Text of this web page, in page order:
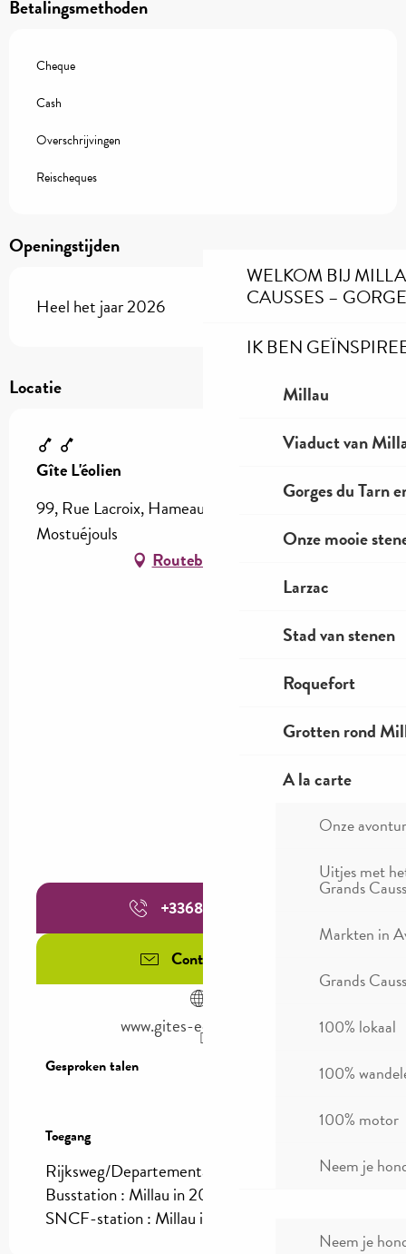
WELKOM BIJ
CAUSSES –
IK BEN
Millau
Viaduct van
Gorges du Tarn
Onze mooie
Larzac
Stad van stenen
Roquefort
Grotten rond
A la carte
Onze
Uitjes met
Grands
Markten in
Grands
100% lokaal
100%
100% motor
Neem je
Neem je
Betalingsmethoden
Cheque
Cash
Overschrijvingen
Reischeques
Openingstijden
Heel het jaar 2026
Locatie
Gîte L'éolien
99, Rue Lacroix, Hameau de Liaucous, 12720
Mostuéjouls
Routebeschrijving
+336864446
Contacteer ons
www.gites-eolien-st.com
Gesproken talen
Gesproken talen
Toegang
Toegang
Rijksweg/Departementale weg : RD907
Busstation : Millau in 20km
SNCF-station : Millau in 20km